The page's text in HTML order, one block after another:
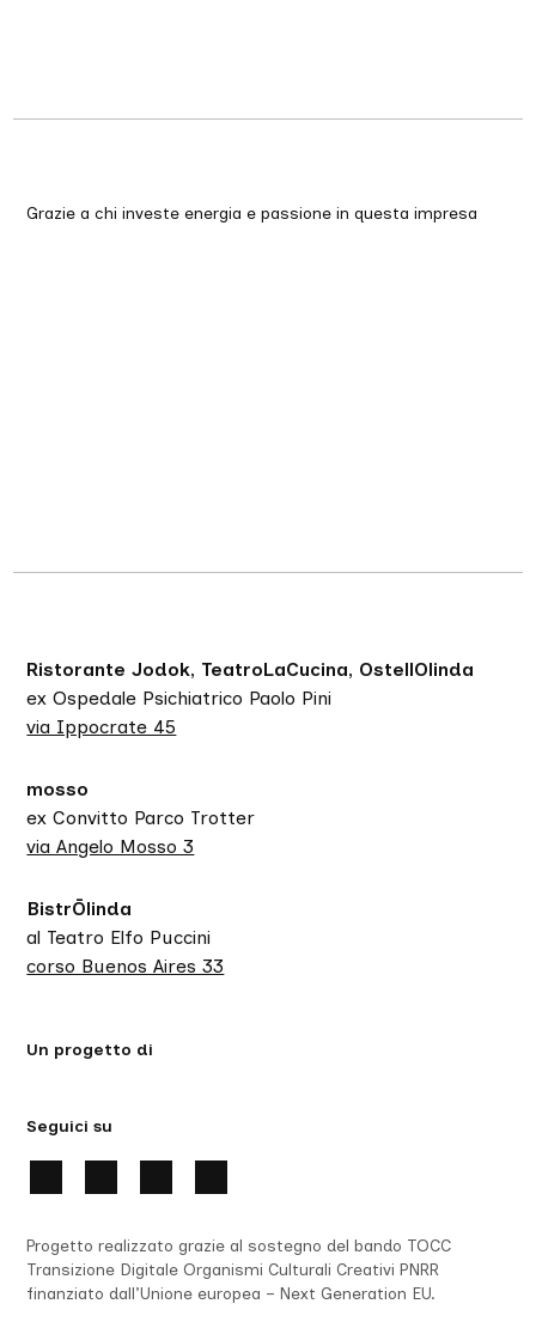
Grazie a chi investe energia e passione in questa impresa
Ristorante Jodok, TeatroLaCucina, OstellOlinda
ex Ospedale Psichiatrico Paolo Pini
via Ippocrate 45
mosso
ex Convitto Parco Trotter
via Angelo Mosso 3
BistrŌlinda
al Teatro Elfo Puccini
corso Buenos Aires 33
Un progetto di
Seguici su
Progetto realizzato grazie al sostegno del bando TOCC
Transizione Digitale Organismi Culturali Creativi PNRR
finanziato dall’Unione europea – Next Generation EU.